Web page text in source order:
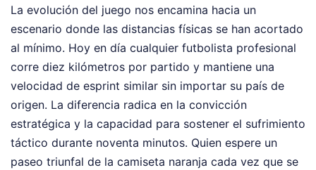
La evolución del juego nos encamina hacia un
escenario donde las distancias físicas se han acortado
al mínimo. Hoy en día cualquier futbolista profesional
corre diez kilómetros por partido y mantiene una
velocidad de esprint similar sin importar su país de
origen. La diferencia radica en la convicción
estratégica y la capacidad para sostener el sufrimiento
táctico durante noventa minutos. Quien espere un
paseo triunfal de la camiseta naranja cada vez que se